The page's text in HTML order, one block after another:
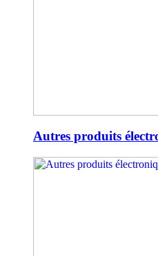
Autres produits